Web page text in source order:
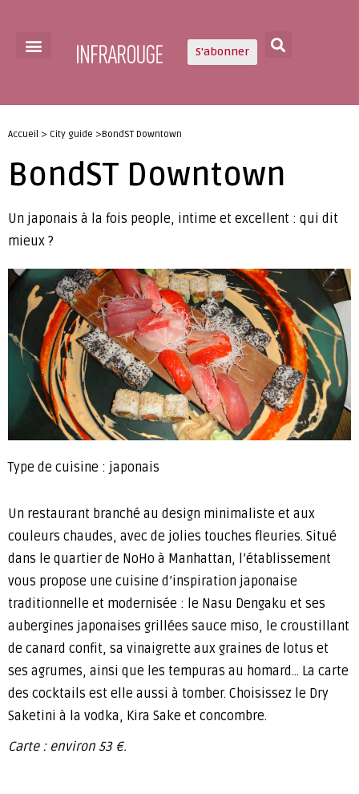
S'abonner
Accueil > City guide >BondST Downtown
BondST Downtown
Un japonais à la fois people, intime et excellent : qui dit
mieux ?
Type de cuisine : japonais
Un restaurant branché au design minimaliste et aux
couleurs chaudes, avec de jolies touches fleuries. Situé
dans le quartier de NoHo à Manhattan, l’établissement
vous propose une cuisine d’inspiration japonaise
traditionnelle et modernisée : le Nasu Dengaku et ses
aubergines japonaises grillées sauce miso, le croustillant
de canard confit, sa vinaigrette aux graines de lotus et
ses agrumes, ainsi que les tempuras au homard… La carte
des cocktails est elle aussi à tomber. Choisissez le Dry
Saketini à la vodka, Kira Sake et concombre.
Carte : environ 53 €.